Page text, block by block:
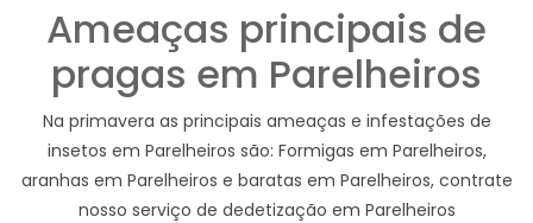
Ameaças principais de
pragas em Parelheiros
Na primavera as principais ameaças e infestações de
insetos em Parelheiros são: Formigas em Parelheiros,
aranhas em Parelheiros e baratas em Parelheiros, contrate
nosso serviço de dedetização em Parelheiros